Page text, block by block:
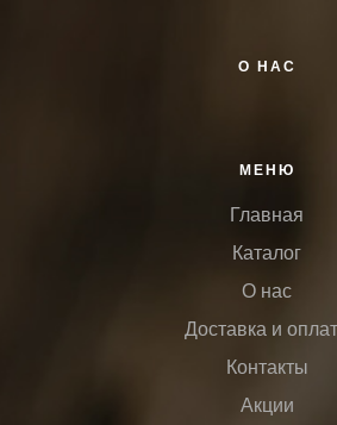
О НАС
МЕНЮ
Главная
Каталог
О нас
Доставка и
Контакты
Акции